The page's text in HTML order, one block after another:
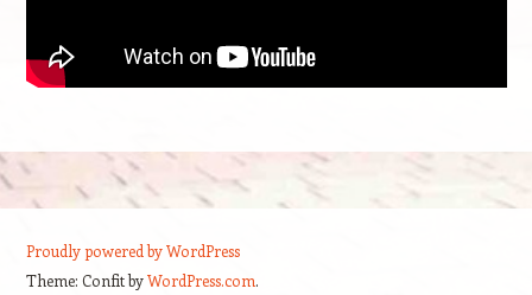
Proudly powered by WordPress
Theme: Confit byWordPress.com.